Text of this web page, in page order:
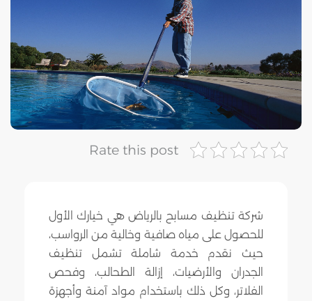
Rate this post
شركة تنظيف مسابح بالرياض هي خيارك الأول
للحصول على مياه صافية وخالية من الرواسب،
حيث نقدم خدمة شاملة تشمل تنظيف
الجدران والأرضيات، إزالة الطحالب، وفحص
الفلاتر، وكل ذلك باستخدام مواد آمنة وأجهزة